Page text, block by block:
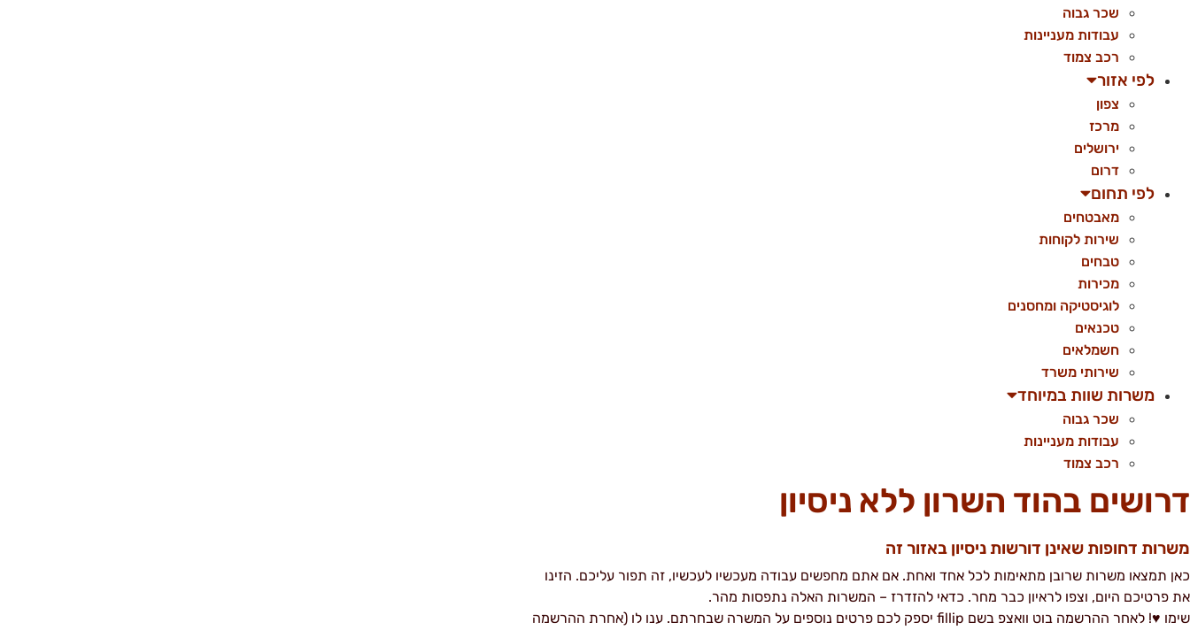
שכר גבוה
עבודות מעניינות
רכב צמוד
לפי אזור
צפון
מרכז
ירושלים
דרום
לפי תחום
מאבטחים
שירות לקוחות
טבחים
מכירות
לוגיסטיקה ומחסנים
טכנאים
חשמלאים
שירותי משרד
משרות שוות במיוחד
שכר גבוה
עבודות מעניינות
רכב צמוד
דרושים בהוד השרון ללא ניסיון
משרות דחופות שאינן דורשות ניסיון באזור זה
כאן תמצאו משרות שרובן מתאימות לכל אחד ואחת. אם אתם מחפשים עבודה מעכשיו לעכשיו, זה תפור עליכם. הזינו
את פרטיכם היום, וצפו לראיון כבר מחר. כדאי להזדרז – המשרות האלה נתפסות מהר.
שימו ♥! לאחר ההרשמה בוט וואצפ בשם fillip יספק לכם פרטים נוספים על המשרה שבחרתם. ענו לו (אחרת ההרשמה